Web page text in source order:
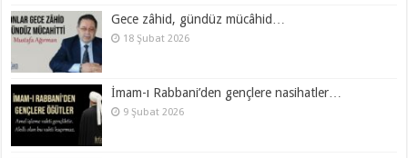
Gece zâhid, gündüz mücâhid…
18 Şubat 2026
İmam-ı Rabbani’den gençlere nasihatler…
9 Şubat 2026